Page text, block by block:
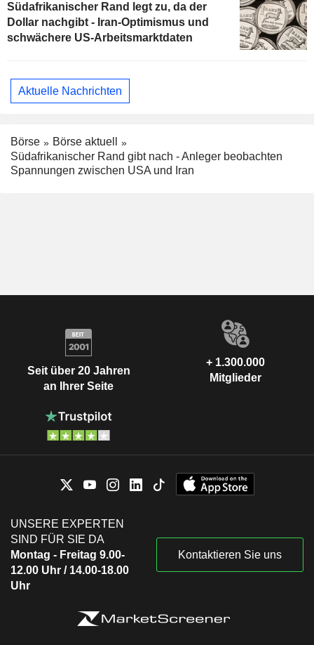
Südafrikanischer Rand legt zu, da der
Dollar nachgibt - Iran-Optimismus und
schwächere US-Arbeitsmarktdaten
Aktuelle Nachrichten
Börse
Börse aktuell
Südafrikanischer Rand gibt nach - Anleger beobachten
Spannungen zwischen USA und Iran
Seit über 20 Jahren
an Ihrer Seite
+ 1.300.000
Mitglieder
UNSERE EXPERTEN
SIND FÜR SIE DA
Montag - Freitag 9.00-
12.00 Uhr / 14.00-18.00
Uhr
Kontaktieren Sie uns